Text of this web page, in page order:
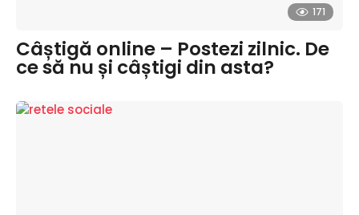
171
Câștigă online – Postezi zilnic. De
ce să nu și câștigi din asta?